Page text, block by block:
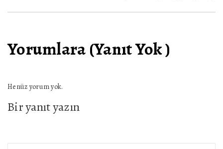
Yorumlara (Yanıt Yok )
Henüz yorum yok.
Bir yanıt yazın